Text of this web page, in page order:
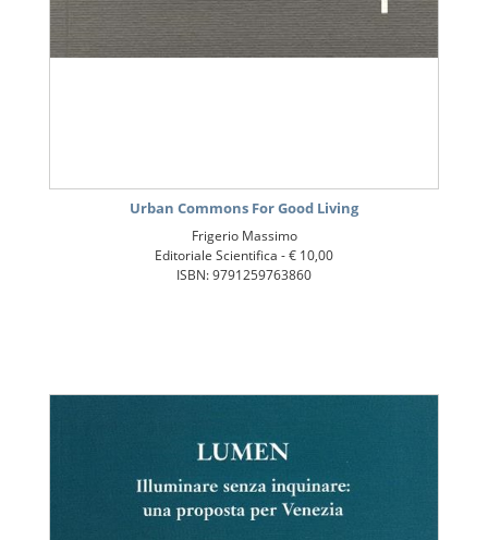
Urban Commons For Good Living
Frigerio Massimo
Editoriale Scientifica -€ 10,00
ISBN: 9791259763860